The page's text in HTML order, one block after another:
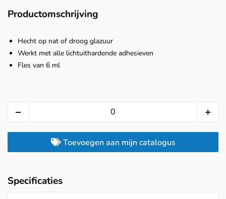
Productomschrijving
Hecht op nat of droog glazuur
Werkt met alle lichtuithardende adhesieven
Fles van 6 ml
Toevoegen aan mijn catalogus
Specificaties